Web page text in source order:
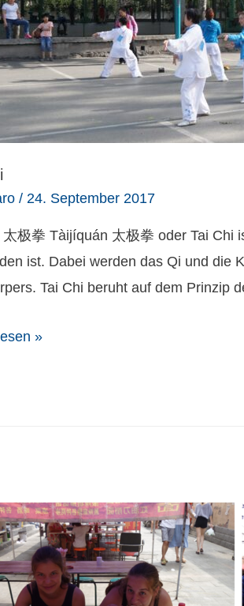
/24. September 2017
太极拳 Tàijíquán 太极拳 oder Tai
ist. Dabei werden das Qi und die
Tai Chi beruht auf dem Prinzip
»